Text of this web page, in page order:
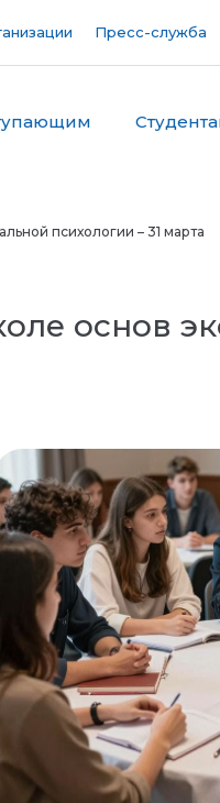
Пресс-служба
психологии – 31 марта
основ